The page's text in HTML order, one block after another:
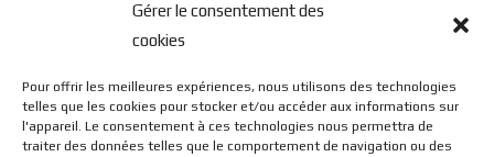
Gérer le consentement des
cookies
Pour offrir les meilleures expériences, nous utilisons des technologies
telles que les cookies pour stocker et/ou accéder aux informations sur
l'appareil. Le consentement à ces technologies nous permettra de
traiter des données telles que le comportement de navigation ou des
© BL Optique - 22 Rue de la Cueille - 39170 Lavans Les St